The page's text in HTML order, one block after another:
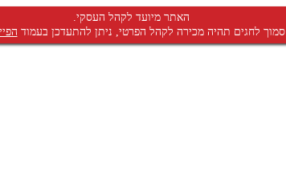
האתר מיועד לקהל העסקי.
סמוך לחגים תהיה מכירה לקהל הפרטי, ניתן להתעדכן בעמוד